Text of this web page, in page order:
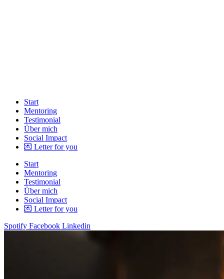
Start
Mentoring
Testimonial
Über mich
Social Impact
💌 Letter for you
Start
Mentoring
Testimonial
Über mich
Social Impact
💌 Letter for you
Spotify Facebook Linkedin